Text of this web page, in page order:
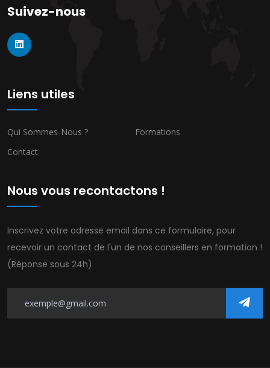
Suivez-nous
Liens utiles
Qui Sommes-Nous ?
Formations
Contact
Nous vous recontactons !
Inscrivez votre adresse email dans ce formulaire, pour
recevoir un contact de l'un de nos conseillers en formation !
(Réponse sous 24h)